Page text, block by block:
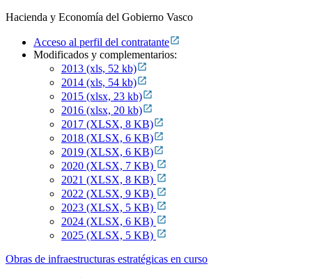
Hacienda y Economía del Gobierno Vasco
Acceso al perfil del contratante
Modificados y complementarios:
2013 (xls, 52 kb)
2014 (xls, 54 kb)
2015 (xlsx, 23 kb)
2016 (xlsx, 20 kb)
2017 (XLSX, 8 KB)
2018 (XLSX, 6 KB)
2019 (XLSX, 6 KB)
2020 (XLSX, 7 KB)
2021 (XLSX, 8 KB)
2022 (XLSX, 9 KB)
2023 (XLSX, 5 KB)
2024 (XLSX, 6 KB)
2025 (XLSX, 5 KB)
Obras de infraestructuras estratégicas en curso